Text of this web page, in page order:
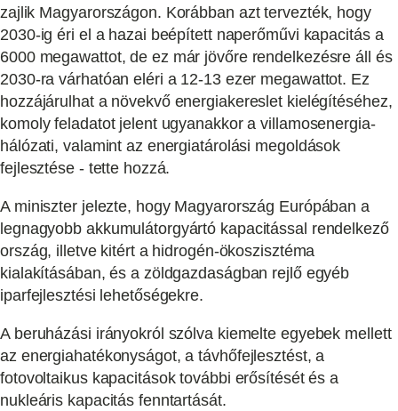
zajlik Magyarországon. Korábban azt tervezték, hogy
2030-ig éri el a hazai beépített naperőművi kapacitás a
6000 megawattot, de ez már jövőre rendelkezésre áll és
2030-ra várhatóan eléri a 12-13 ezer megawattot. Ez
hozzájárulhat a növekvő energiakereslet kielégítéséhez,
komoly feladatot jelent ugyanakkor a villamosenergia-
hálózati, valamint az energiatárolási megoldások
fejlesztése - tette hozzá.
A miniszter jelezte, hogy Magyarország Európában a
legnagyobb akkumulátorgyártó kapacitással rendelkező
ország, illetve kitért a hidrogén-ökoszisztéma
kialakításában, és a zöldgazdaságban rejlő egyéb
iparfejlesztési lehetőségekre.
A beruházási irányokról szólva kiemelte egyebek mellett
az energiahatékonyságot, a távhőfejlesztést, a
fotovoltaikus kapacitások további erősítését és a
nukleáris kapacitás fenntartását.